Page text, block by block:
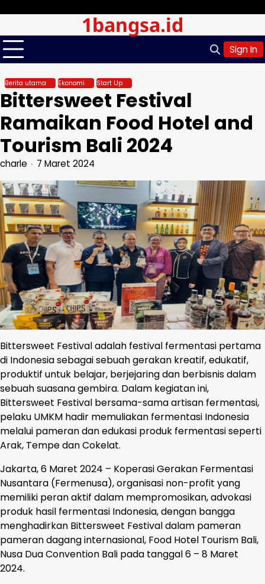
content
1bangsa.id
Sign In
Berita utama Ekonomi Start Up
Bittersweet Festival
Ramaikan Food Hotel and
Tourism Bali 2024
charle 7 Maret 2024
Bittersweet Festival adalah festival fermentasi pertama
di Indonesia sebagai sebuah gerakan kreatif, edukatif,
produktif untuk belajar, berjejaring dan berbisnis dalam
sebuah suasana gembira. Dalam kegiatan ini,
Bittersweet Festival bersama-sama artisan fermentasi,
pelaku UMKM hadir memuliakan fermentasi Indonesia
melalui pameran dan edukasi produk fermentasi seperti
Arak, Tempe dan Cokelat.
Jakarta, 6 Maret 2024 – Koperasi Gerakan Fermentasi
Nusantara (Fermenusa), organisasi non-profit yang
memiliki peran aktif dalam mempromosikan, advokasi
produk hasil fermentasi Indonesia, dengan bangga
menghadirkan Bittersweet Festival dalam pameran
pameran dagang internasional, Food Hotel Tourism Bali,
Nusa Dua Convention Bali pada tanggal 6 – 8 Maret
2024.